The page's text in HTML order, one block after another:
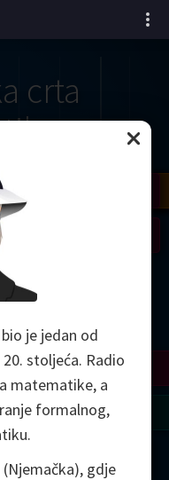
crta
Tao
Perelman
je jedan od
stoljeća. Radio
matematike, a
formalnog,
gdje